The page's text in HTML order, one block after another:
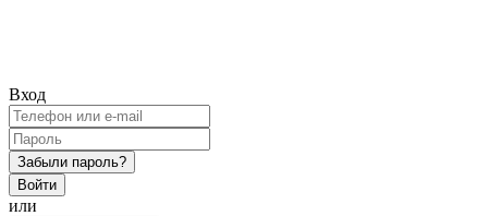
Вход
Забыли пароль?
Войти
или